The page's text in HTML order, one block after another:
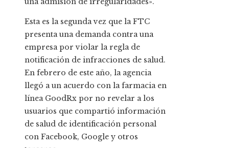
Esta es la segunda vez que la FTC
presenta una demanda contra una
empresa por violar la regla de
notificación de infracciones de salud.
En febrero de este año, la agencia
llegó a un acuerdo con la farmacia en
línea GoodRx por no revelar a los
usuarios que compartió información
de salud de identificación personal
con Facebook, Google y otros